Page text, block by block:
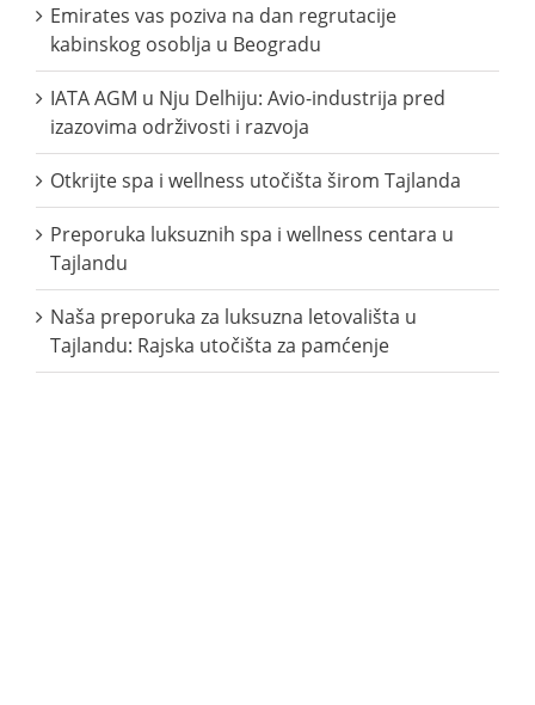
Emirates vas poziva na dan regrutacije
kabinskog osoblja u Beogradu
IATA AGM u Nju Delhiju: Avio-industrija pred
izazovima održivosti i razvoja
Otkrijte spa i wellness utočišta širom Tajlanda
Preporuka luksuznih spa i wellness centara u
Tajlandu
Naša preporuka za luksuzna letovališta u
Tajlandu: Rajska utočišta za pamćenje